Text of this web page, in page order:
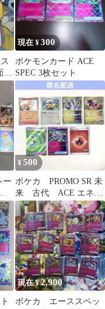
現在 ¥300
ポケモンカード ACE
SPEC 3枚セット
ー
¥500
ポケカ PROMO SR 未
来 古代 ACE エネル
ギー 7枚セット
現在 ¥2,900
ポケカ エーススペッ